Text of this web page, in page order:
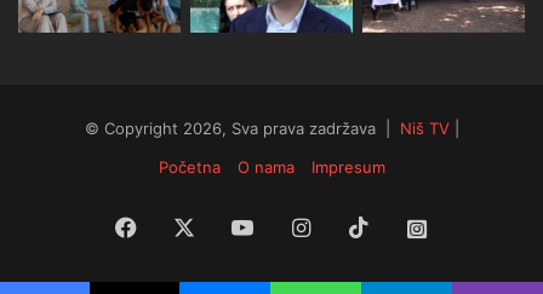
© Copyright 2026, Sva prava zadržava | Niš TV|
Početna
O nama Impresum
Facebook YouTubeInstagram
TikTok